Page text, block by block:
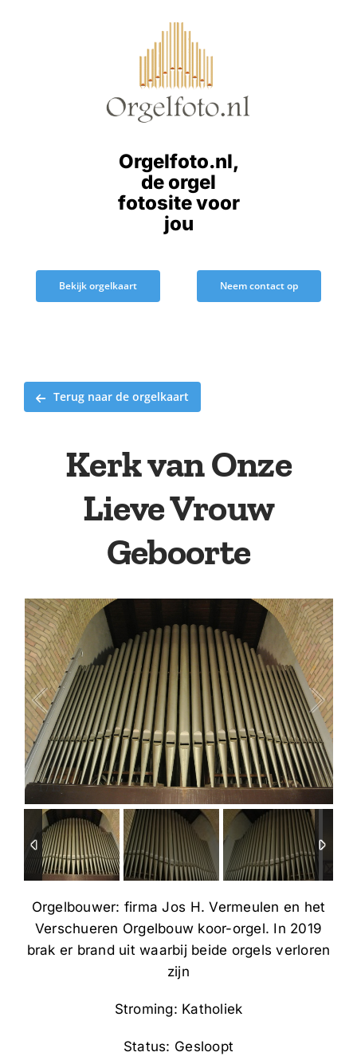
Orgelfoto.nl,
de orgel
fotosite voor
jou
Bekijk orgelkaart Neem contact op
Terug naar de orgelkaart
Kerk van Onze
Lieve Vrouw
Geboorte
1/13
Orgelbouwer: firma Jos H. Vermeulen en het
Verschueren Orgelbouw koor-orgel. In 2019
brak er brand uit waarbij beide orgels verloren
zijn
Stroming: Katholiek
Status: Gesloopt